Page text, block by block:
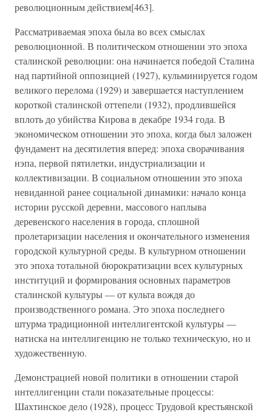
революционным действием[463].
Рассматриваемая эпоха была во всех смыслах
революционной. В политическом отношении это эпоха
сталинской революции: она начинается победой Сталина
над партийной оппозицией (1927), кульминируется годом
великого перелома (1929) и завершается наступлением
короткой сталинской оттепели (1932), продлившейся
вплоть до убийства Кирова в декабре 1934 года. В
экономическом отношении это эпоха, когда был заложен
фундамент на десятилетия вперед: эпоха сворачивания
нэпа, первой пятилетки, индустриализации и
коллективизации. В социальном отношении это эпоха
невиданной ранее социальной динамики: начало конца
истории русской деревни, массового наплыва
деревенского населения в города, сплошной
пролетаризации населения и окончательного изменения
городской культурной среды. В культурном отношении
это эпоха тотальной бюрократизации всех культурных
институций и формирования основных параметров
сталинской культуры — от культа вождя до
производственного романа. Это эпоха последнего
штурма традиционной интеллигентской культуры —
натиска на интеллигенцию не только техническую, но и
художественную.
Демонстрацией новой политики в отношении старой
интеллигенции стали показательные процессы:
Шахтинское дело (1928), процесс Трудовой крестьянской